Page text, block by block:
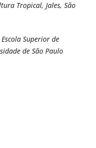
Tropical, Jales, São
Superior de
de São Paulo